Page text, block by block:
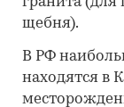
щебня).
В РФ
находятся в